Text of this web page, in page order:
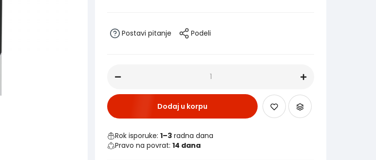
Postavi pitanje Podeli
Dodaj u korpu
Rok isporuke: 1–3 radna dana
Pravo na povrat: 14 dana